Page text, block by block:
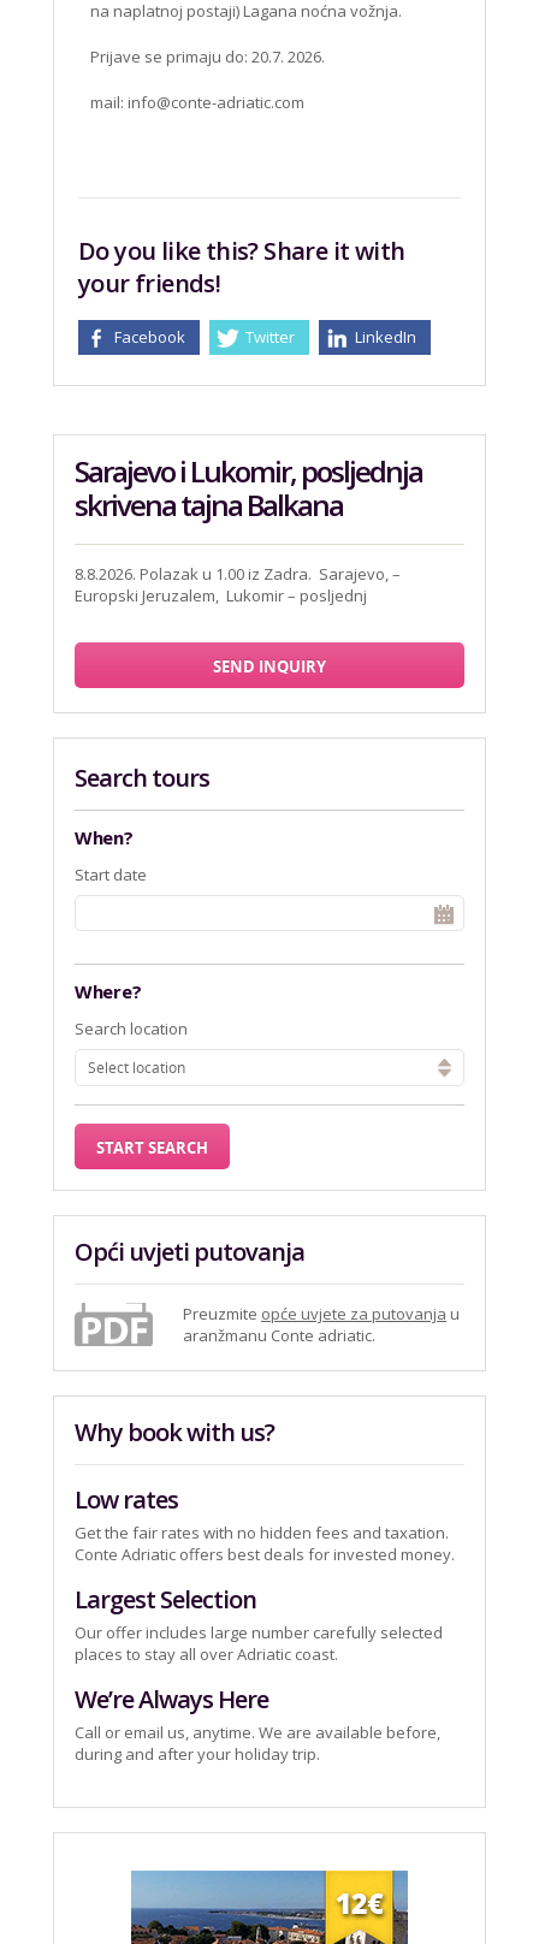
na naplatnoj postaji) Lagana noćna vožnja.
Prijave se primaju do: 20.7. 2026.
mail: info@conte-adriatic.com
Do you like this? Share it with
your friends!
Facebook Twitter LinkedIn
Sarajevo i Lukomir, posljednja
skrivena tajna Balkana
8.8.2026. Polazak u 1.00 iz Zadra. Sarajevo, –
Europski Jeruzalem, Lukomir – posljednj
SEND INQUIRY
Search tours
When?
Start date
Where?
Search location
Select location
Opći uvjeti putovanja
Preuzmite opće uvjete za putovanja u
aranžmanu Conte adriatic.
Why book with us?
Low rates
Get the fair rates with no hidden fees and taxation.
Conte Adriatic offers best deals for invested money.
Largest Selection
Our offer includes large number carefully selected
places to stay all over Adriatic coast.
We’re Always Here
Call or email us, anytime. We are available before,
during and after your holiday trip.